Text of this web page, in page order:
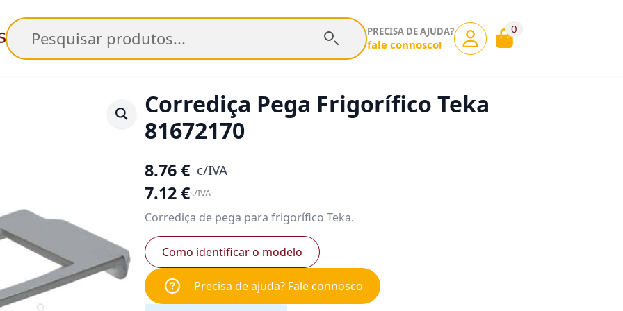
Pesquisar PRECISA DE AJUDA?
fale connosco!
0
Corrediça Pega Frigorífico Teka
81672170
8.76€ c/IVA
7.12€s/IVA
Corrediça de pega para frigorífico Teka.
Como identificar o modelo
Precisa de ajuda? Fale connosco